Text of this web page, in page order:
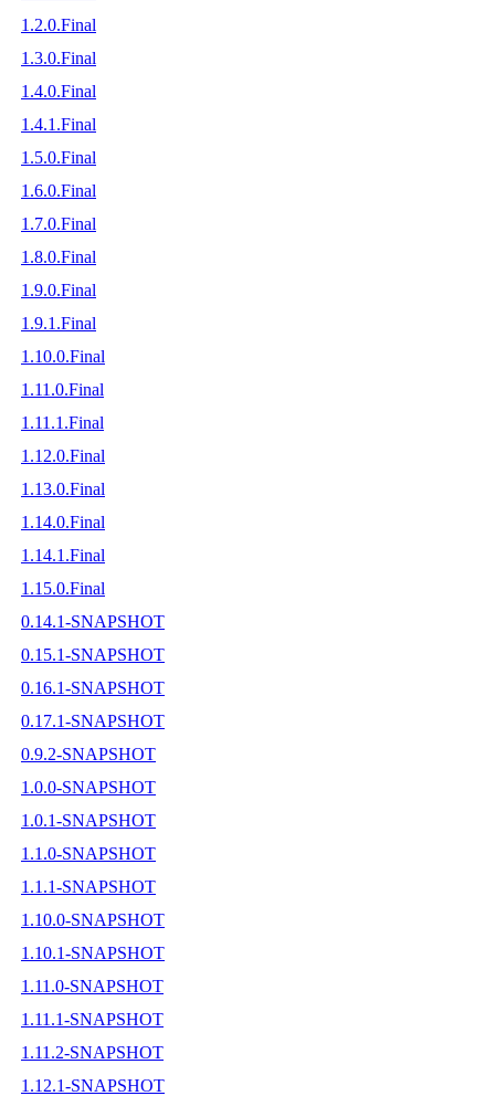
1.2.0.Final
1.3.0.Final
1.4.0.Final
1.4.1.Final
1.5.0.Final
1.6.0.Final
1.7.0.Final
1.8.0.Final
1.9.0.Final
1.9.1.Final
1.10.0.Final
1.11.0.Final
1.11.1.Final
1.12.0.Final
1.13.0.Final
1.14.0.Final
1.14.1.Final
1.15.0.Final
0.14.1-SNAPSHOT
0.15.1-SNAPSHOT
0.16.1-SNAPSHOT
0.17.1-SNAPSHOT
0.9.2-SNAPSHOT
1.0.0-SNAPSHOT
1.0.1-SNAPSHOT
1.1.0-SNAPSHOT
1.1.1-SNAPSHOT
1.10.0-SNAPSHOT
1.10.1-SNAPSHOT
1.11.0-SNAPSHOT
1.11.1-SNAPSHOT
1.11.2-SNAPSHOT
1.12.1-SNAPSHOT